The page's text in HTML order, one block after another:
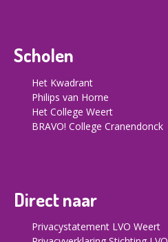
Scholen
Het Kwadrant
Philips van Horne
Het College Weert
BRAVO! College Cranendonck
Direct naar
Privacystatement LVO Weert